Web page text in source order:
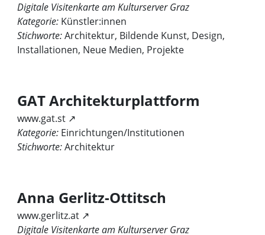
Digitale Visitenkarte am Kulturserver Graz
Kategorie: Künstler:innen
Stichworte:Architektur, Bildende Kunst, Design,
Installationen, Neue Medien, Projekte
GAT Architekturplattform
www.gat.st ↗
Kategorie: Einrichtungen/Institutionen
Stichworte:Architektur
Anna Gerlitz-Ottitsch
www.gerlitz.at ↗
Digitale Visitenkarte am Kulturserver Graz